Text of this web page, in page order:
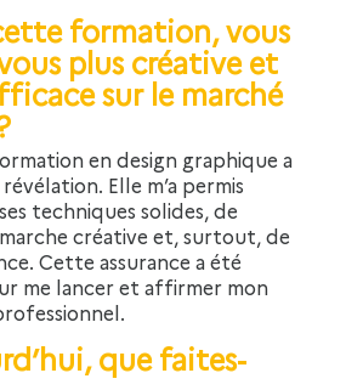
formation, vous
plus créative et
sur le marché
en design graphique a
Elle m’a permis
techniques solides, de
créative et, surtout, de
Cette assurance a été
me lancer et affirmer mon
que faites-